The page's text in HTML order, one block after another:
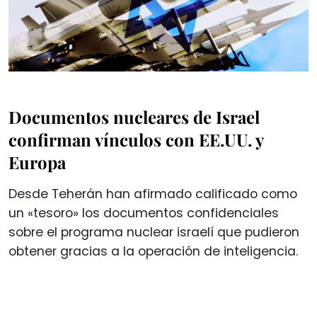
Documentos nucleares de Israel
confirman vínculos con EE.UU. y
Europa
Desde Teherán han afirmado calificado como
un «tesoro» los documentos confidenciales
sobre el programa nuclear israelí que pudieron
obtener gracias a la operación de inteligencia.